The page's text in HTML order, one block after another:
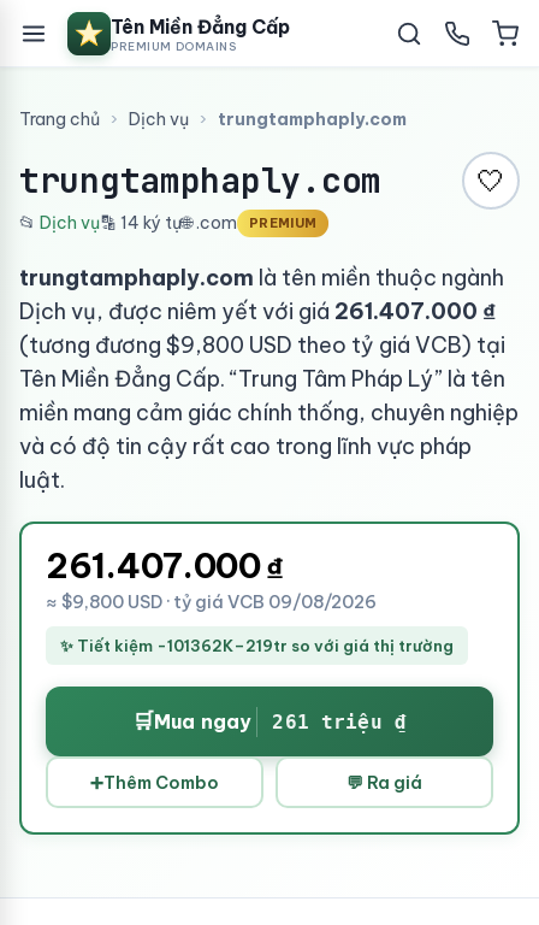
Tên Miền Đẳng Cấp
PREMIUM DOMAINS
Trang chủ › Dịch vụ › trungtamphaply.com
trungtamphaply.com 🤍
📂 Dịch vụ🔡 14 ký tự🌐 .com PREMIUM
trungtamphaply.com là tên miền thuộc ngành
Dịch vụ, được niêm yết với giá 261.407.000 ₫
(tương đương $9,800 USD theo tỷ giá VCB) tại
Tên Miền Đẳng Cấp. “Trung Tâm Pháp Lý” là tên
miền mang cảm giác chính thống, chuyên nghiệp
và có độ tin cậy rất cao trong lĩnh vực pháp
luật.
261.407.000₫
≈ $9,800 USD · tỷ giá VCB 09/08/2026
✨ Tiết kiệm -101362K–219tr so với giá thị trường
🛒Mua ngay 261 triệu ₫
➕Thêm Combo 💬 Ra giá